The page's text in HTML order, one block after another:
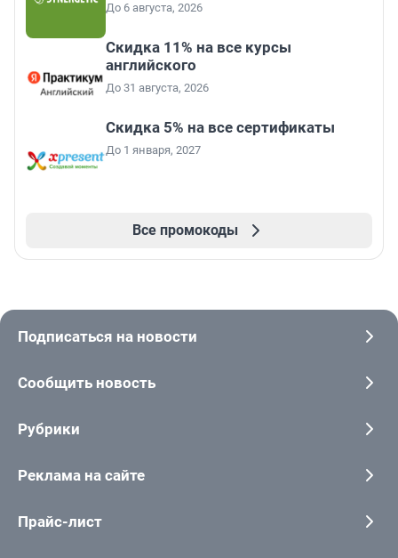
До 6 августа, 2026
Скидка 11% на все курсы
английского
До 31 августа, 2026
Скидка 5% на все сертификаты
До 1 января, 2027
Все промокоды
Подписаться на новости
Сообщить новость
Рубрики
Реклама на сайте
Прайс-лист